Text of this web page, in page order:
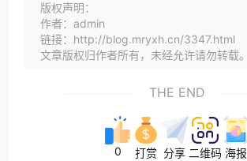
版权声明：
作者：admin
链接：http://blog.mryxh.cn/3347.html
文章版权归作者所有，未经允许请勿转载。
THE END
0 打赏 分享 二维码 海报